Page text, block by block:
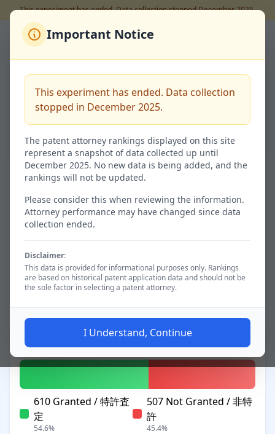
Important Notice
This experiment has ended. Data collection
stopped in December 2025.
The patent attorney rankings displayed on this site
represent a snapshot of data collected up until
December 2025. No new data is being added, and the
rankings will not be updated.
Please consider this when reviewing the information.
Attorney performance may have changed since data
collection ended.
Disclaimer:
This data is provided for informational purposes only. Rankings
are based on historical patent application data and should not be
the sole factor in selecting a patent attorney.
I Understand, Continue
This experiment has ended. Data collection stopped December 2025.
Back to Rankings
高橋 詔男
Code: 100108578
54.6%
Granted / 特許査定
610
54.6% of total
507
Avg. Time / 平均期間
1038d
~2.8 yrs
1117
Applications
Patent Status
610 Granted / 特許査
定
54.6%
507 Not Granted / 非特
許
45.4%